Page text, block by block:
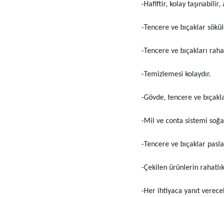
-Hafiftir, kolay taşınabilir,
-Tencere ve bıçaklar
-Tencere ve bıçakları
-Temizlemesi kolaydır.
-Gövde, tencere ve
-Mil ve conta sistemi
-Tencere ve bıçaklar
-Çekilen ürünlerin
-Her ihtiyaca yanıt